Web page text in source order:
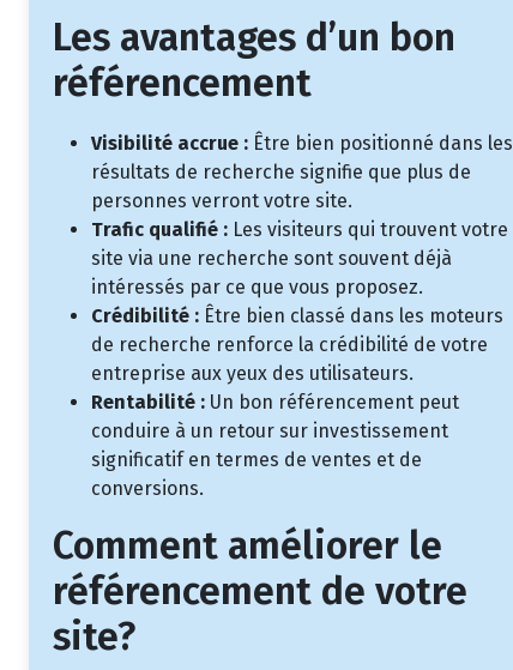
Les avantages d’un bon
référencement
Visibilité accrue : Être bien positionné dans les
résultats de recherche signifie que plus de
personnes verront votre site.
Trafic qualifié : Les visiteurs qui trouvent votre
site via une recherche sont souvent déjà
intéressés par ce que vous proposez.
Crédibilité : Être bien classé dans les moteurs
de recherche renforce la crédibilité de votre
entreprise aux yeux des utilisateurs.
Rentabilité : Un bon référencement peut
conduire à un retour sur investissement
significatif en termes de ventes et de
conversions.
Comment améliorer le
référencement de votre
site?